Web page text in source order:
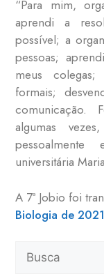
“Para mim,
aprendi a
possível; a
pessoas;
meus
formais;
algumas
pessoalmente
universitária
A 7ª Jobio foi
Biologia de